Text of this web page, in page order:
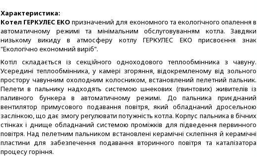
Характеристика:
Котел ГЕРКУЛЕС ЕКО призначений для економного та екологічного опалення в
автоматичному режимі та мінімальним обслуговуванням котла. Завдяки
низькому викиду в атмосферу котлу ГЕРКУЛЕС ЕКО присвоєння знак
"Екологічно економний виріб".
Котіл складається із секційного одноходового теплообмінника з чавуну.
Усередині теплообмінника, у камері згоряння, відокремленому від зольного
простору чавунним охолодним колосником, встановлений пелетний пальник.
Пелети в пальнику надходять системою шнекових (гвинтових) живителів із
паливного бункера в автоматичному режимі. До пальника приєднаний
вентилятор примусового подавання повітря, який обладнаний дросельною
заслінкою, що дає змогу регулювати потужність котла. Корпус пальника в бічних
стінках і днище обладнаний системою проміжків для підведення первинного
повітря. Над пелетним пальником встановлені керамічні склепіння й керамічні
пластини для забезпечення подавання вторинного повітря та каталізатора
процесу горіння.